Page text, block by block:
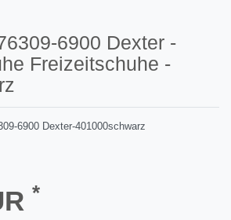
6900 Dexter -
Freizeitschuhe -
6900 Dexter-401000schwarz
*